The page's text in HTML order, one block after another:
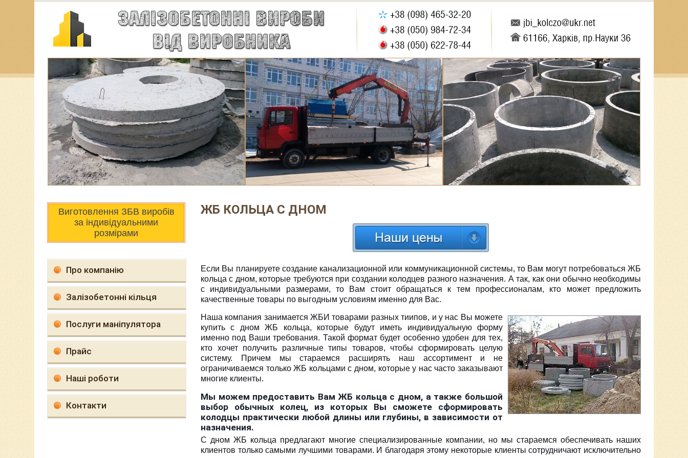
Виготовлення ЗБВ виробів
за індивідуальними
розмірами
Про компанію
Залізобетонні кільця
Послуги маніпулятора
Прайс
Наші роботи
Контакти
ЖБ КОЛЬЦА С ДНОМ
Если Вы планируете создание канализационной или коммуникационной системы, то Вам могут потребоваться ЖБ
кольца с дном, которые требуются при создании колодцев разного назначения. А так, как они обычно необходимы
с индивидуальными размерами, то Вам стоит обращаться к тем профессионалам, кто может предложить
качественные товары по выгодным условиям именно для Вас.
Наша компания занимается ЖБИ товарами разных тиипов, и у нас Вы можете
купить с дном ЖБ кольца, которые будут иметь индивидуальную форму
именно под Ваши требования. Такой формат будет особенно удобен для тех,
кто хочет получить различные типы товаров, чтобы сформировать целую
систему. Причем мы стараемся расширять наш ассортимент и не
ограничиваемся только ЖБ кольцами с дном, которые у нас часто заказывают
многие клиенты.
Мы можем предоставить Вам ЖБ кольца с дном, а также большой
выбор обычных колец, из которых Вы сможете сформировать
колодцы практически любой длины или глубины, в зависимости от
назначения.
С дном ЖБ кольца предлагают многие специализированные компании, но мы стараемся обеспечивать наших
клиентов только самыми лучшими товарами. И благодаря этому некоторые клиенты сотрудничают исключительно